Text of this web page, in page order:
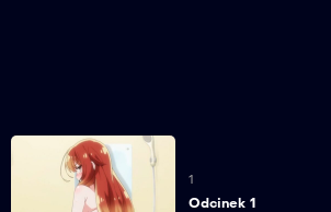
1
Odcinek 1